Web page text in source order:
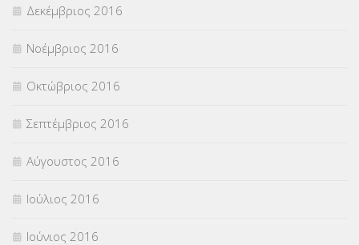
Δεκέμβριος 2016
Νοέμβριος 2016
Οκτώβριος 2016
Σεπτέμβριος 2016
Αύγουστος 2016
Ιούλιος 2016
Ιούνιος 2016